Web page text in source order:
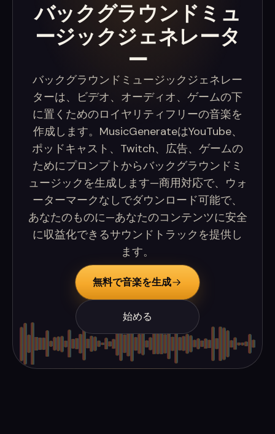
バックグラウンドミュ
ージックジェネレータ
ー
バックグラウンドミュージックジェネレー
ターは、ビデオ、オーディオ、ゲームの下
に置くためのロイヤリティフリーの音楽を
作成します。MusicGenerateはYouTube、
ポッドキャスト、Twitch、広告、ゲームの
ためにプロンプトからバックグラウンドミ
ュージックを生成します—商用対応で、ウォ
ーターマークなしでダウンロード可能で、
あなたのものに—あなたのコンテンツに安全
に収益化できるサウンドトラックを提供し
ます。
無料で音楽を生成
始める